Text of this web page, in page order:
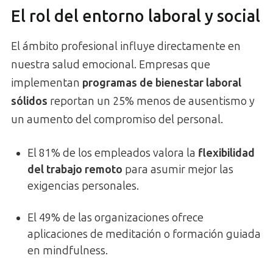
El rol del entorno laboral y social
El ámbito profesional influye directamente en
nuestra salud emocional. Empresas que
implementan programas de bienestar laboral
sólidos reportan un 25% menos de ausentismo y
un aumento del compromiso del personal.
El 81% de los empleados valora la flexibilidad
del trabajo remoto para asumir mejor las
exigencias personales.
El 49% de las organizaciones ofrece
aplicaciones de meditación o formación guiada
en mindfulness.